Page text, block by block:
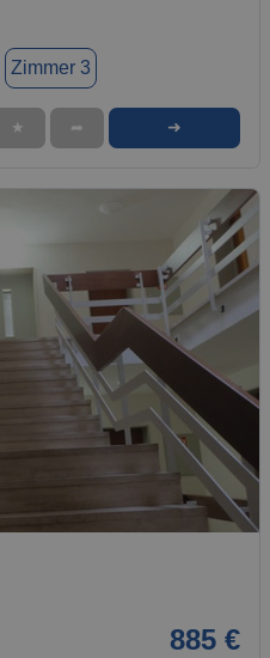
Zimmer 3
★ ➦ ➜
1 / 10
885 €